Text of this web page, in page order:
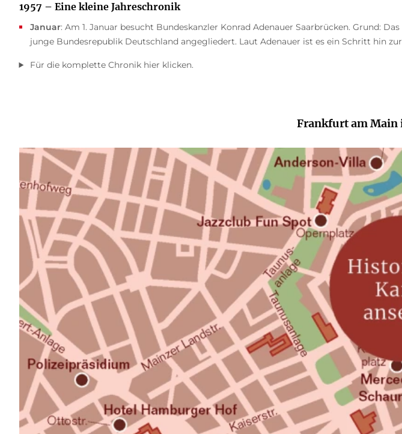
1957 – Eine kleine Jahreschronik
Januar: Am 1. Januar besucht Bundeskanzler Konrad Adenauer Saarbrücken. Grund:
junge Bundesrepublik Deutschland angegliedert. Laut Adenauer ist es ein Schritt hin
Für die komplette Chronik hier klicken.
Frankfurt am Main